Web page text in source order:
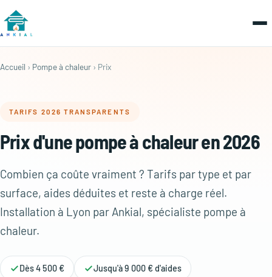
Accueil › Pompe à chaleur › Prix
TARIFS 2026 TRANSPARENTS
Prix d'une pompe à chaleur en 2026
Combien ça coûte vraiment ? Tarifs par type et par
surface, aides déduites et reste à charge réel.
Installation à Lyon par Ankial, spécialiste pompe à
chaleur.
Dès 4 500 € Jusqu'à 9 000 € d'aides